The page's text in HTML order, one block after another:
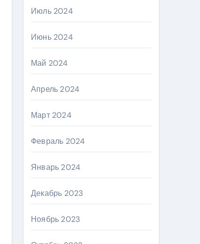
Июль 2024
Июнь 2024
Май 2024
Апрель 2024
Март 2024
Февраль 2024
Январь 2024
Декабрь 2023
Ноябрь 2023